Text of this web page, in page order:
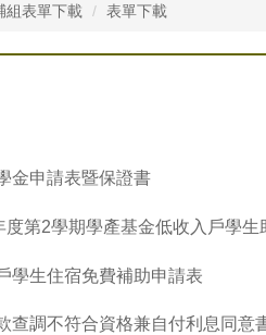
組表單下載 表單下載
金申請表暨保證書
度第2學期學產基金低收入戶學生
學生住宿免費補助申請表
查調不符合資格兼自付利息同意